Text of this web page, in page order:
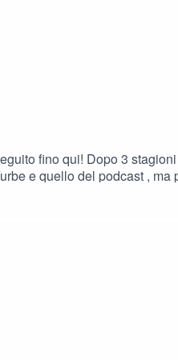
fino qui! Dopo 3
quello del podcast , ma
avete trovata solo ora...